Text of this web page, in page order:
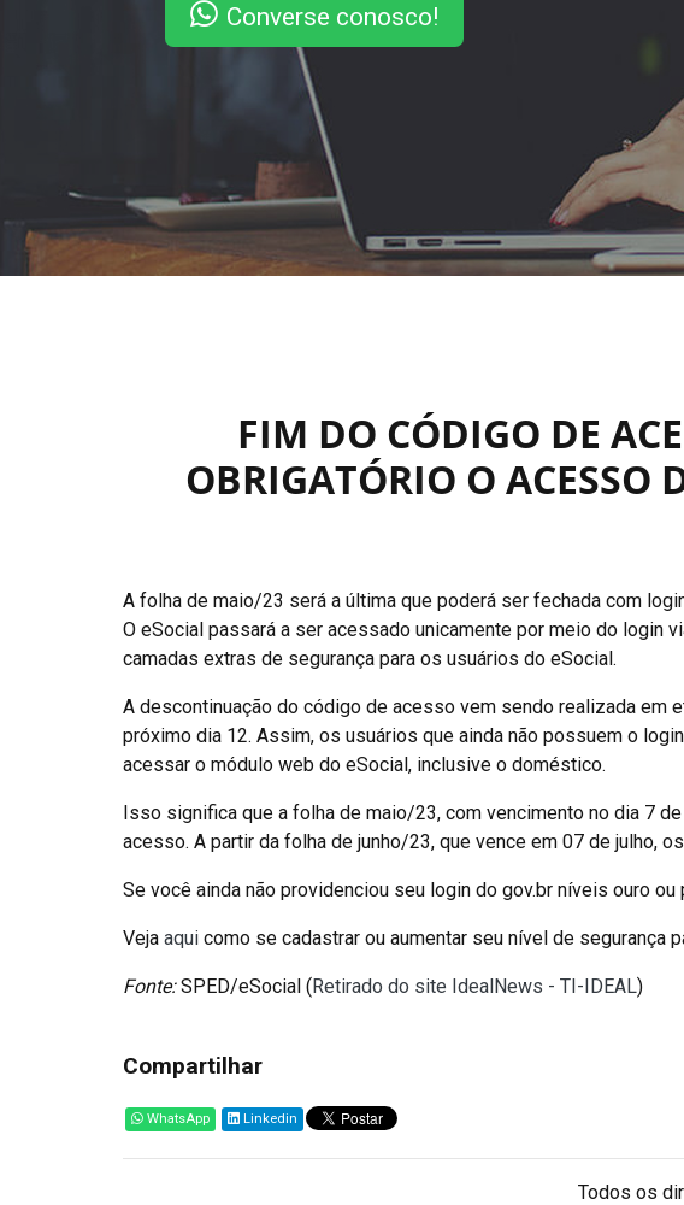
Converse conosco!
FIM DO CÓDIGO DE
OBRIGATÓRIO O ACESSO
A folha de maio/23 será a última que poderá ser fechada com
O eSocial passará a ser acessado unicamente por meio do login
camadas extras de segurança para os usuários do eSocial.
A descontinuação do código de acesso vem sendo realizada em
próximo dia 12. Assim, os usuários que ainda não possuem o
acessar o módulo web do eSocial, inclusive o doméstico.
Isso significa que a folha de maio/23, com vencimento no dia 7
acesso. A partir da folha de junho/23, que vence em 07 de julho,
Se você ainda não providenciou seu login do gov.br níveis ouro
Veja aqui como se cadastrar ou aumentar seu nível de segurança
Fonte:SPED/eSocial (Retirado do site IdealNews - TI-IDEAL)
Compartilhar
WhatsApp Linkedin
Todos os